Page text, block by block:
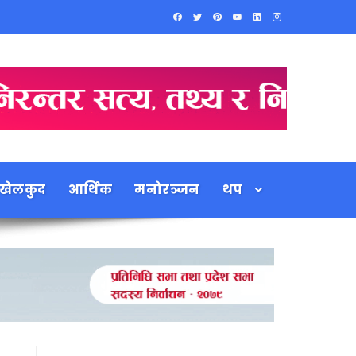
आर्थिक मनोरञ्जन थप